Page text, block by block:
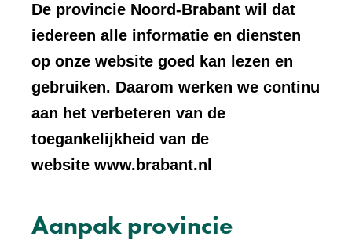
De provincie Noord-Brabant wil dat
iedereen alle informatie en diensten
op onze website goed kan lezen en
gebruiken. Daarom werken we continu
aan het verbeteren van de
toegankelijkheid van de
website www.brabant.nl
Aanpak provincie